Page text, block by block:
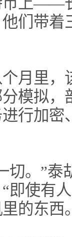
们带
月里
模拟
行加
切。”泰
即使有
的东西